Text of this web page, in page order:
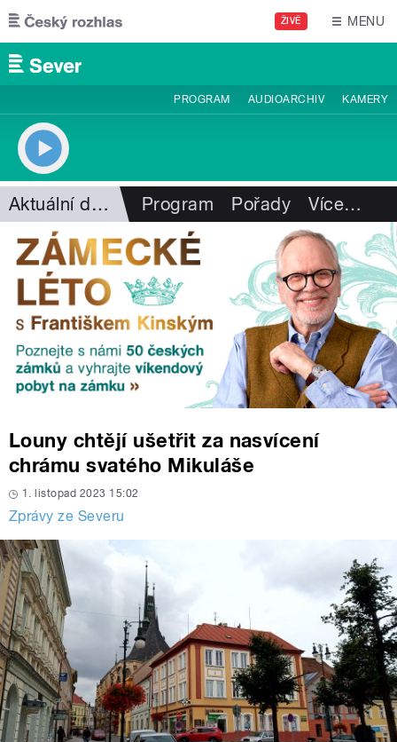
Přejít k hlavnímu obsahu
ŽIVĚ MENU
PROGRAM AUDIOARCHIV KAMERY
Aktuální dění Program Pořady Více…
Louny chtějí ušetřit za nasvícení
chrámu svatého Mikuláše
1. listopad 2023 15:02
Zprávy ze Severu